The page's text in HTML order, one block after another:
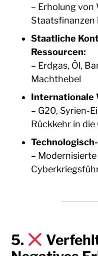
– Erholung
Staatsfinanzen
Staatliche
Ressourcen:
– Erdgas, Öl,
Machthebel
Internationale
– G20, Syrien-
Rückkehr in die
–
5.